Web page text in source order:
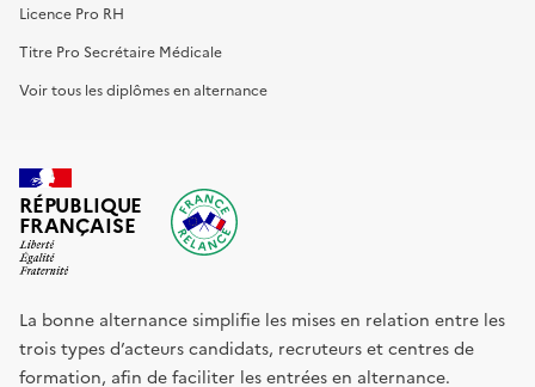
Licence Pro RH
Titre Pro Secrétaire Médicale
Voir tous les diplômes en alternance
RÉPUBLIQUE
FRANÇAISE
La bonne alternance simplifie les mises en relation entre les
trois types d’acteurs candidats, recruteurs et centres de
formation, afin de faciliter les entrées en alternance.